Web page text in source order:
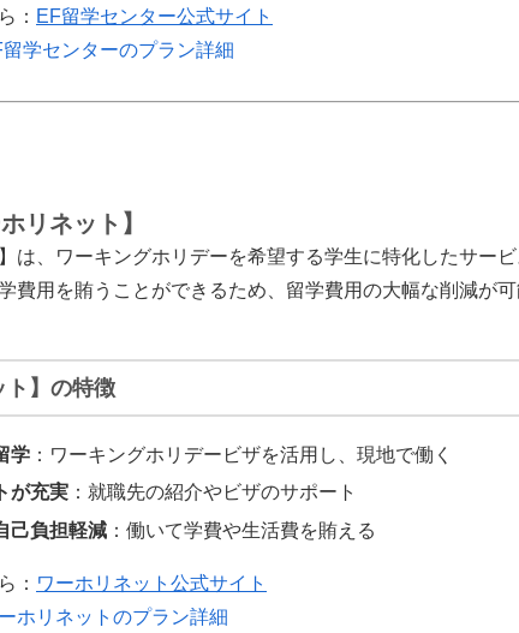
： EF留学センター公式サイト
留学センターのプラン詳細
リネット】
は、ワーキングホリデーを希望する学生に特化したサー
費用を賄うことができるため、留学費用の大幅な削減が可
ト】の特徴
学 ：ワーキングホリデービザを活用し、現地で働く
が充実 ：就職先の紹介やビザのサポート
己負担軽減 ：働いて学費や生活費を賄える
： ワーホリネット公式サイト
ホリネットのプラン詳細